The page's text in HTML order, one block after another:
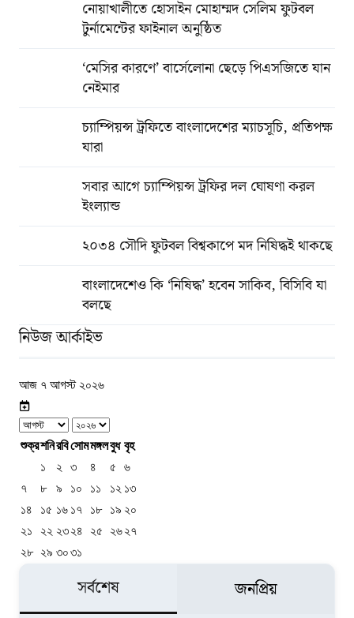
নোয়াখালীতে হোসাইন মোহাম্মদ সেলিম ফুটবল
টুর্নামেন্টের ফাইনাল অনুষ্ঠিত
‘মেসির কারণে’ বার্সেলোনা ছেড়ে পিএসজিতে যান
নেইমার
চ্যাম্পিয়ন্স ট্রফিতে বাংলাদেশের ম্যাচসূচি, প্রতিপক্ষ
যারা
সবার আগে চ্যাম্পিয়ন্স ট্রফির দল ঘোষণা করল
ইংল্যান্ড
২০৩৪ সৌদি ফুটবল বিশ্বকাপে মদ নিষিদ্ধই থাকছে
বাংলাদেশেও কি ‘নিষিদ্ধ’ হবেন সাকিব, বিসিবি যা
বলছে
নিউজ আর্কাইভ
আজ ৭ আগস্ট ২০২৬
শুক্রশনিরবিসোমমঙ্গলবুধ বৃহ
১
২ ৩ ৪ ৫
৬
৭
৮ ৯ ১০ ১১ ১২ ১৩
১৪
১৫ ১৬ ১৭ ১৮ ১৯ ২০
২১
২২ ২৩২৪ ২৫ ২৬২৭
২৮ ২৯ ৩০৩১
সর্বশেষ জনপ্রিয়